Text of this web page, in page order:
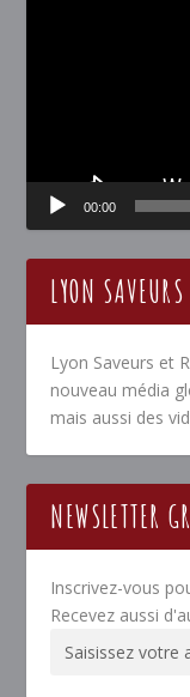
00:00
LYON
Lyon Saveurs et
nouveau média
mais aussi des
NEWSLETTER
Inscrivez-vous
Recevez aussi